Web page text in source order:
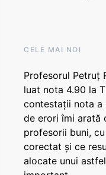
CELE MAI NOI
Profesorul Petruț
luat nota 4.90 la
contestații nota a
de erori îmi arată
profesorii buni,
corectat și ce
alocate unui